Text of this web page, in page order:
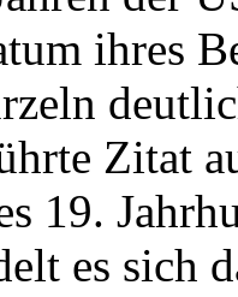
ihres
Zitat
19.
es sich